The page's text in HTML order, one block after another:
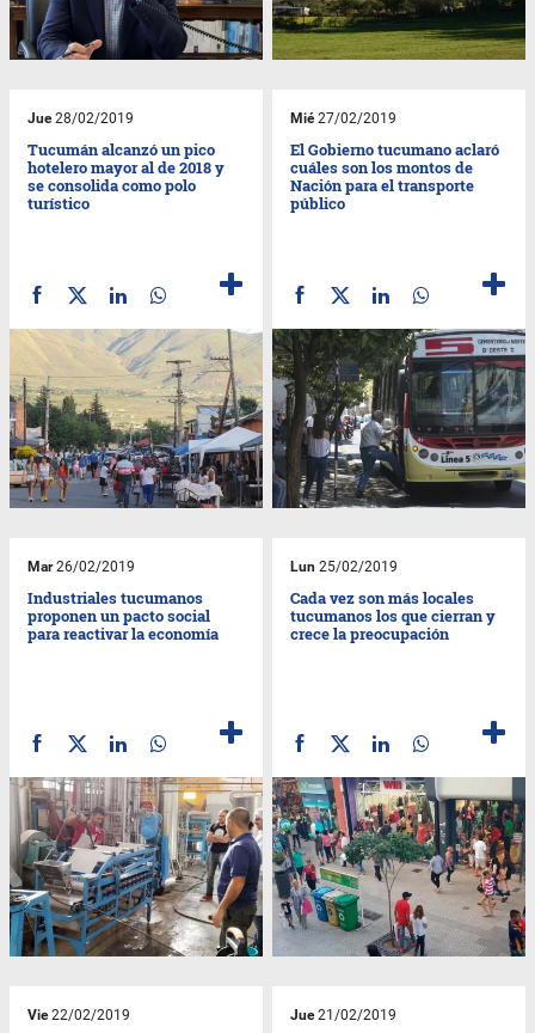
Jue28/02/2019
Tucumán alcanzó un pico
hotelero mayor al de 2018 y
se consolida como polo
turístico
Mié27/02/2019
El Gobierno tucumano aclaró
cuáles son los montos de
Nación para el transporte
público
Mar26/02/2019
Industriales tucumanos
proponen un pacto social
para reactivar la economía
Lun 25/02/2019
Cada vez son más locales
tucumanos los que cierran y
crece la preocupación
Vie22/02/2019 Jue21/02/2019